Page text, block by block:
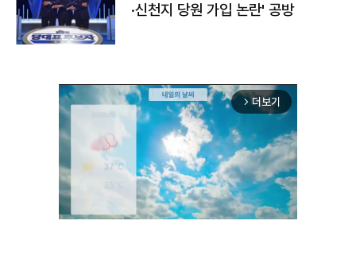
·신천지 당원 가입 논란' 공방
arrow_forward_ios 더보기